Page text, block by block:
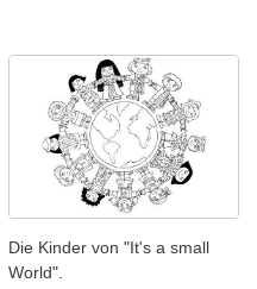
Die Kinder von "It's a small
World".